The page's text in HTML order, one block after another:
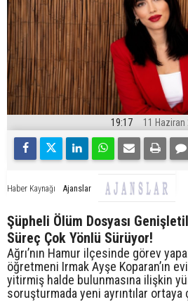
19:17 11 Haziran
Haber Kaynağı Ajanslar
Şüpheli Ölüm Dosyası
Süreç Çok Yönlü Sürüyor!
Ağrı’nın Hamur ilçesinde görev
öğretmeni Irmak Ayşe Koparan’ın
yitirmiş halde bulunmasına ilişkin
soruşturmada yeni ayrıntılar ortaya